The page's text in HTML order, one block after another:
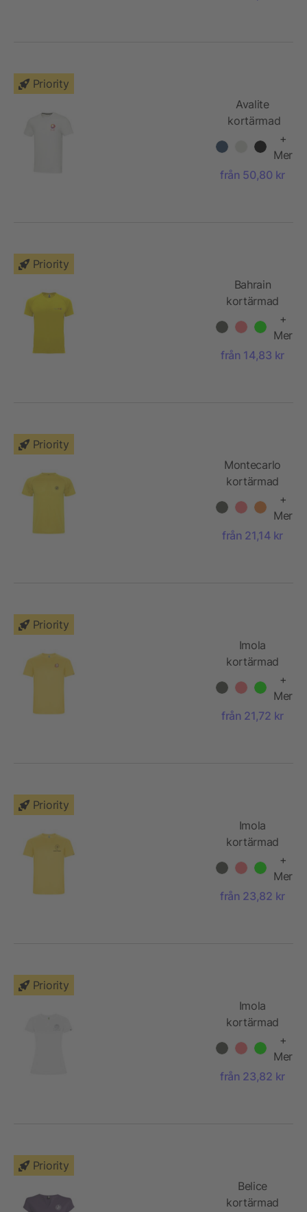
Priority
Avalite
kortärmad
shirt av
Aware™-
+
Mer
från 50,80 kr
Priority
Bahrain
kortärmad
funktions T-
shirt för barn
+
Mer
från 14,83 kr
Priority
Montecarlo
kortärmad
sport-T-shirt
för barn
+
Mer
från 21,14 kr
Priority
Imola
kortärmad
funktions T-
shirt för barn
+
Mer
från 21,72 kr
Priority
Imola
kortärmad
funktions T-
shirt för herr
+
Mer
från 23,82 kr
Priority
Imola
kortärmad
funktions T-
shirt för dam
+
Mer
från 23,82 kr
Priority
Belice
kortärmad